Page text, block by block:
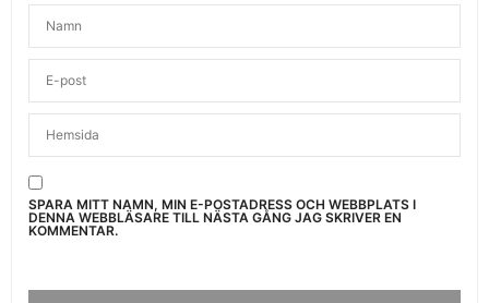
SPARA MITT NAMN, MIN E-POSTADRESS OCH WEBBPLATS I
DENNA WEBBLÄSARE TILL NÄSTA GÅNG JAG SKRIVER EN
KOMMENTAR.